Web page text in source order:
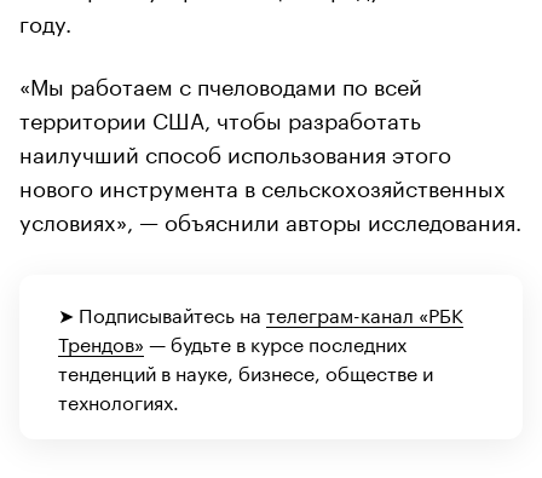
году.
«Мы работаем с пчеловодами по всей
территории США, чтобы разработать
наилучший способ использования этого
нового инструмента в сельскохозяйственных
условиях», — объяснили авторы исследования.
➤ Подписывайтесь на телеграм-канал «РБК
Трендов» — будьте в курсе последних
тенденций в науке, бизнесе, обществе и
технологиях.